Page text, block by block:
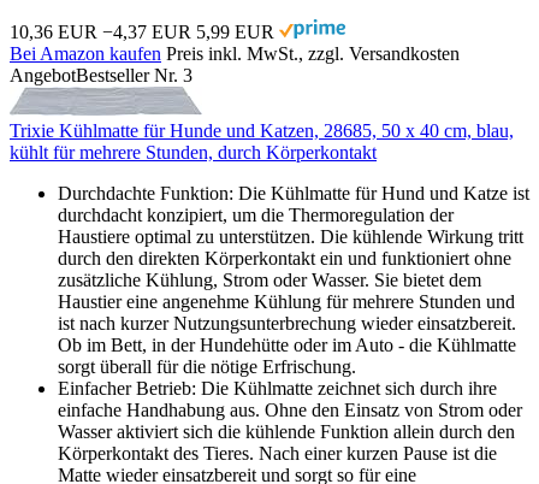
10,36 EUR −4,37 EUR 5,99 EUR
Bei Amazon kaufen Preis inkl. MwSt., zzgl. Versandkosten
AngebotBestseller Nr. 3
Trixie Kühlmatte für Hunde und Katzen, 28685, 50 x 40 cm, blau,
kühlt für mehrere Stunden, durch Körperkontakt
Durchdachte Funktion: Die Kühlmatte für Hund und Katze ist
durchdacht konzipiert, um die Thermoregulation der
Haustiere optimal zu unterstützen. Die kühlende Wirkung tritt
durch den direkten Körperkontakt ein und funktioniert ohne
zusätzliche Kühlung, Strom oder Wasser. Sie bietet dem
Haustier eine angenehme Kühlung für mehrere Stunden und
ist nach kurzer Nutzungsunterbrechung wieder einsatzbereit.
Ob im Bett, in der Hundehütte oder im Auto - die Kühlmatte
sorgt überall für die nötige Erfrischung.
Einfacher Betrieb: Die Kühlmatte zeichnet sich durch ihre
einfache Handhabung aus. Ohne den Einsatz von Strom oder
Wasser aktiviert sich die kühlende Funktion allein durch den
Körperkontakt des Tieres. Nach einer kurzen Pause ist die
Matte wieder einsatzbereit und sorgt so für eine